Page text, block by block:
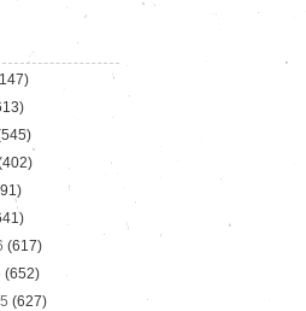
(617)
(652)
(627)